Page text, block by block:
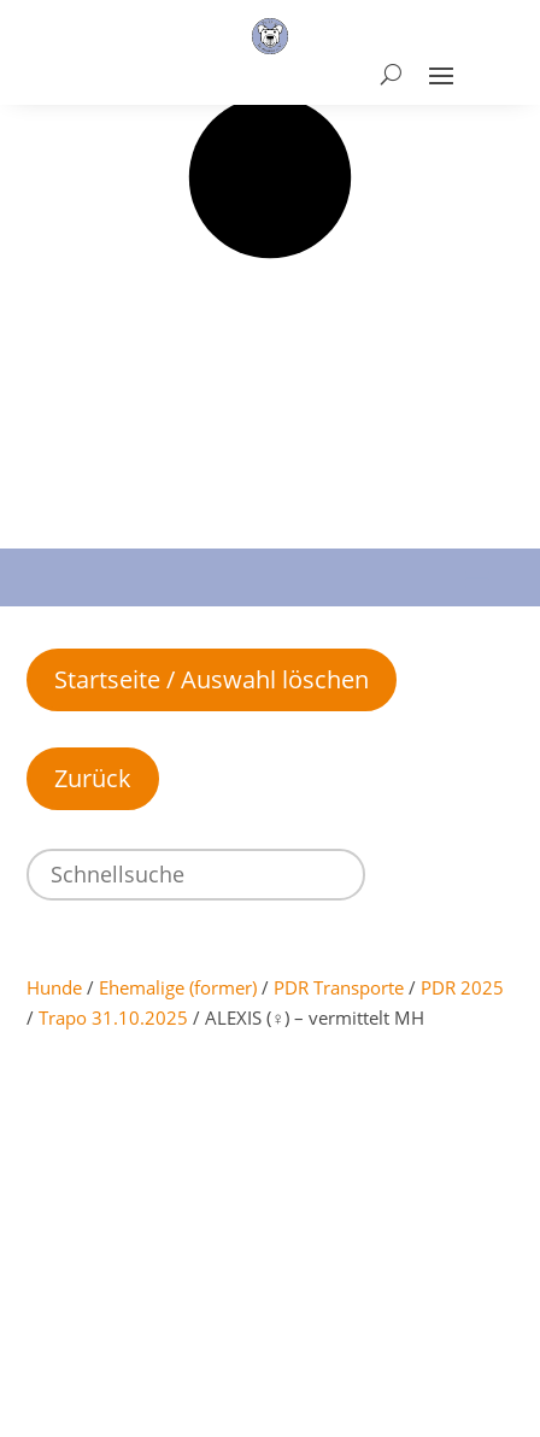
Startseite / Auswahl löschen
Hunde / Ehemalige (former) / PDR Transporte / PDR 2025
/Trapo 31.10.2025 / ALEXIS (♀) – vermittelt MH